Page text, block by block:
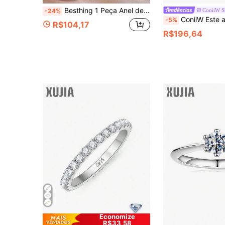
-24% Besthing 1 Peça Anel de Casamento de Moissanita em Forma de Pera de 2,664CT com Conjunto de 5 Garras em Prata Esterlina S925, Adequado para Joias de Festa de Casamento Feminina, Presente do Dia dos Namorados
R$104,17
ConiiW
-5% ConiiW Este anel de prata esterlina 925 com design único apresenta uma pedra de moissanita de corte marquise de 3 quilates. Ele combina elementos estilosos,
R$196,64
Economize
R$33,58